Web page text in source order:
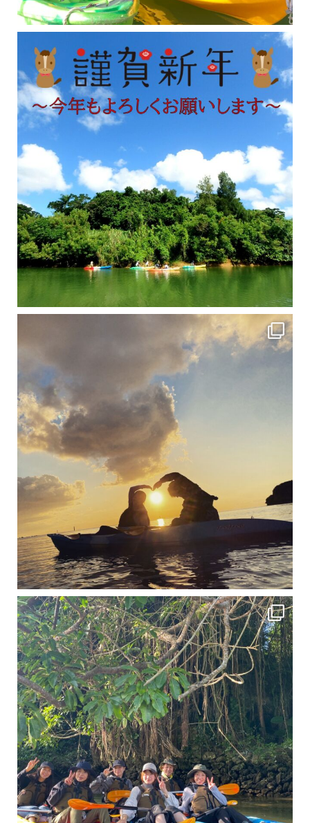
修学旅行シーズンも終わり、一気に冷え込んできました。 2025年今年もあっという間に終
12月に入り、沖縄も流石に半袖では過ごせなくなってきました
ですが、日中はまだ20℃